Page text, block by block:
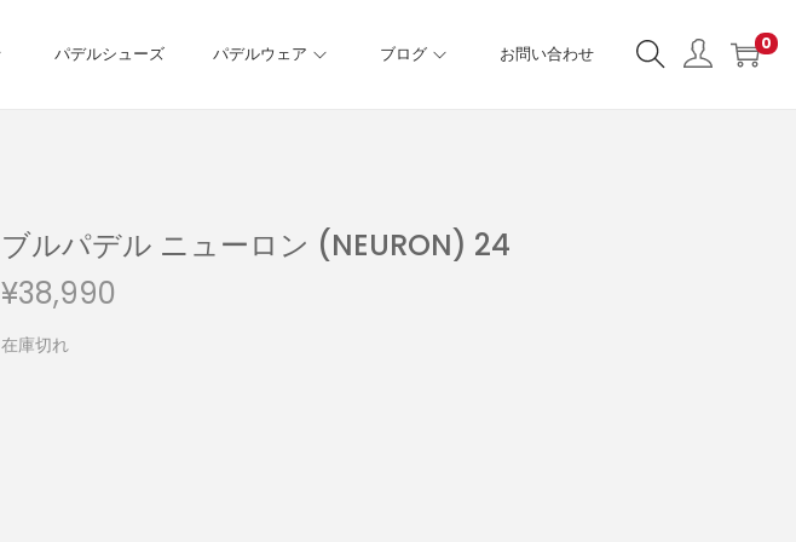
パデルシューズ パデルウェア ブログ お問い合わせ 0
ブルパデル ニューロン (NEURON) 24
¥38,990
在庫切れ